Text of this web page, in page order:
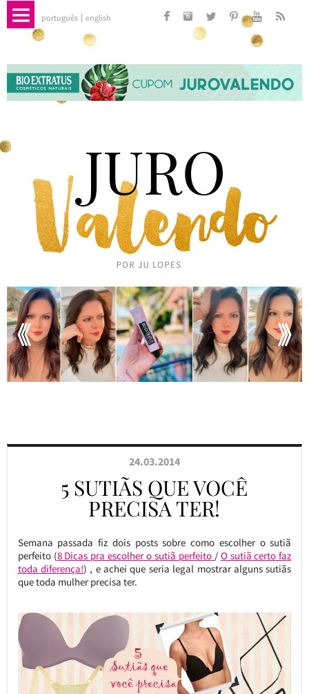
português english
24.03.2014
5 SUTIÃS QUE VOCÊ
PRECISA TER!
Semana passada fiz dois posts sobre como escolher o sutiã
perfeito (8 Dicas pra escolher o sutiã perfeito / O sutiã certo faz
toda diferença!) , e achei que seria legal mostrar alguns sutiãs
que toda mulher precisa ter.